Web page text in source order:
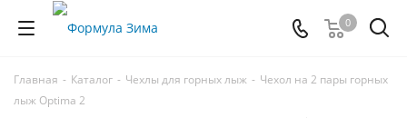
0
Главная - Каталог - Чехлы для горных лыж - Чехол на 2 пары горных
лыж Optima 2